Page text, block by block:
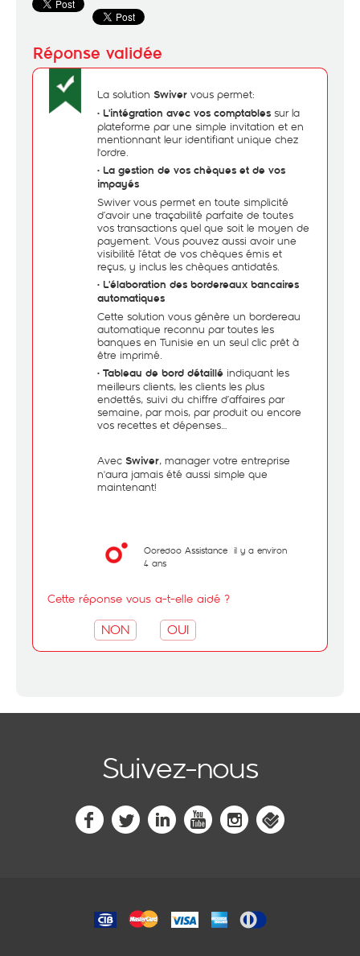
La solution Swiver vous permet:
• L'intégration avec vos comptables sur la
plateforme par une simple invitation et en
mentionnant leur identifiant unique chez
l'ordre.
• La gestion de vos chèques et de vos
impayés
Swiver vous permet en toute simplicité
d’avoir une traçabilité parfaite de toutes
vos transactions quel que soit le moyen de
payement. Vous pouvez aussi avoir une
visibilité l’état de vos chèques émis et
reçus, y inclus les chèques antidatés.
• L'élaboration des bordereaux bancaires
automatiques
Cette solution vous génère un bordereau
automatique reconnu par toutes les
banques en Tunisie en un seul clic prêt à
être imprimé.
• Tableau de bord détaillé indiquant les
meilleurs clients, les clients les plus
endettés, suivi du chiffre d’affaires par
semaine, par mois, par produit ou encore
vos recettes et dépenses…
Avec Swiver, manager votre entreprise
n'aura jamais été aussi simple que
maintenant!
Ooredoo Assistance il y a environ
4 ans
Cette réponse vous a-t-elle aidé ?
NON OUI
Suivez-nous